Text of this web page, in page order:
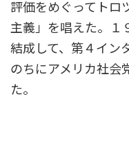
評価をめぐってトロ
主義」を唱えた。１
結成して、第４イン
のちにアメリカ社会
た。